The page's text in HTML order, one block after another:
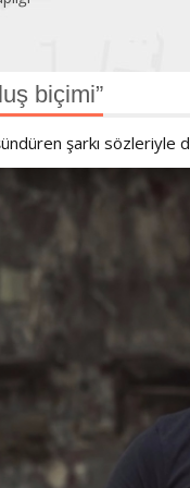
biçimi”
şarkı sözleriyle